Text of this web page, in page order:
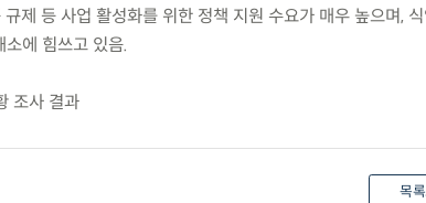
제 등 사업 활성화를 위한 정책 지원 수요가 매우 높으며,
에 힘쓰고 있음.
조사 결과
목